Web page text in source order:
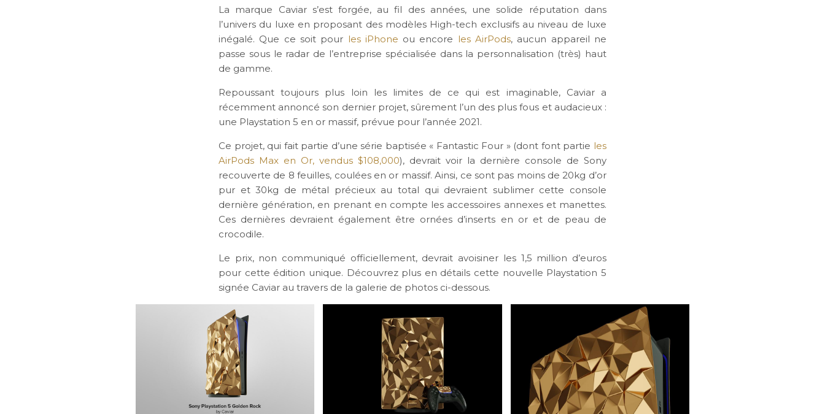
La marque Caviar s’est forgée, au fil des années, une solide réputation dans
l’univers du luxe en proposant des modèles High-tech exclusifs au niveau de luxe
inégalé. Que ce soit pour les iPhone ou encore les AirPods, aucun appareil ne
passe sous le radar de l’entreprise spécialisée dans la personnalisation (très) haut
de gamme.
Repoussant toujours plus loin les limites de ce qui est imaginable, Caviar a
récemment annoncé son dernier projet, sûrement l’un des plus fous et audacieux :
une Playstation 5 en or massif, prévue pour l’année 2021.
Ce projet, qui fait partie d’une série baptisée « Fantastic Four » (dont font partie les
AirPods Max en Or, vendus $108,000), devrait voir la dernière console de Sony
recouverte de 8 feuilles, coulées en or massif. Ainsi, ce sont pas moins de 20kg d’or
pur et 30kg de métal précieux au total qui devraient sublimer cette console
dernière génération, en prenant en compte les accessoires annexes et manettes.
Ces dernières devraient également être ornées d’inserts en or et de peau de
crocodile.
Le prix, non communiqué officiellement, devrait avoisiner les 1,5 million d’euros
pour cette édition unique. Découvrez plus en détails cette nouvelle Playstation 5
signée Caviar au travers de la galerie de photos ci-dessous.